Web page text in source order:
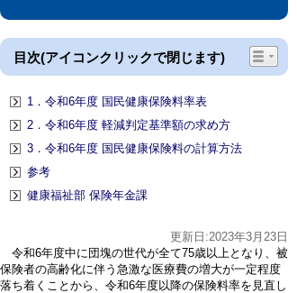
目次(アイコンクリックで閉じます)
1．令和6年度 国民健康保険料率表
2．令和6年度 軽減判定基準額の求め方
3．令和6年度 国民健康保険料の計算方法
参考
健康福祉部 保険年金課
更新日:2023年3月23日
令和6年度中に団塊の世代が全て75歳以上となり、被
保険者の高齢化に伴う急激な医療費の増大が一定程度
落ち着くことから、令和6年度以降の保険料率を見直し